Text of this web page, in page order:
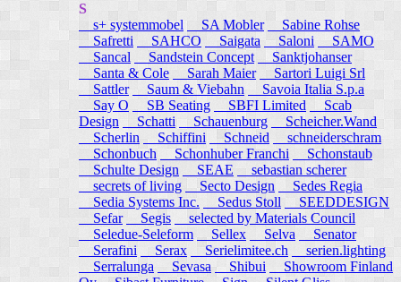
S
s+ systemmobel
SA Mobler
Sabine Rohse
Safretti
SAHCO Saigata Saloni
SAMO
Sancal
Sandstein Concept
Sanktjohanser
Santa & Cole
Sarah Maier
Sartori Luigi Srl
Sattler
Saum & Viebahn
Savoia Italia S.p.a
Say O
SB Seating SBFI Limited
Scab
Design
Schatti Schauenburg
Scheicher.Wand
Scherlin
Schiffini Schneid
schneiderschram
Schonbuch
Schonhuber Franchi
Schonstaub
Schulte Design
SEAE
sebastian scherer
secrets of living
Secto Design
Sedes Regia
Sedia Systems Inc.
Sedus Stoll
SEEDDESIGN
Sefar
Segis
selected by Materials Council
Seledue-Seleform
Sellex Selva
Senator
Serafini
Serax Serielimitee.ch
serien.lighting
Serralunga
Sevasa Shibui
Showroom Finland